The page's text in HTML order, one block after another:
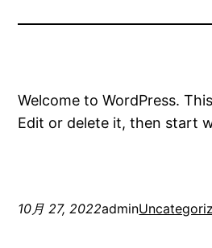
Welcome to WordPress.
Edit or delete it, then start
10月 27, 2022admin